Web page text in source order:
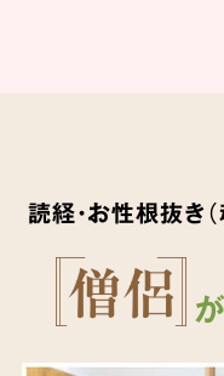
が
読経・お性根抜き